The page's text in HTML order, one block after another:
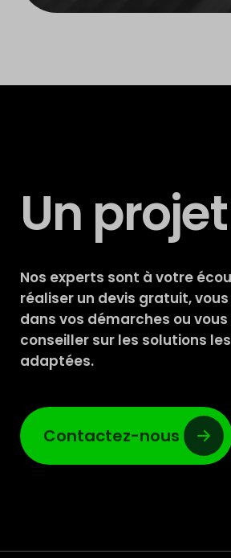
Un
Nos experts sont à votre
réaliser un devis gratuit,
dans vos démarches ou vous
conseiller sur les solutions
adaptées.
Contactez-nous